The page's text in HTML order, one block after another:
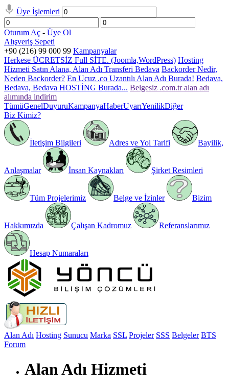
Üye İşlemleri
Oturum Aç - Üye Ol
Alışveriş Sepeti
+90 (216) 99 000 99 Kampanyalar
Herkese ÜCRETSİZ Full SİTE. (Joomla,WordPress) Hosting
Hizmeti Satın Alana, Alan Adı Transferi Bedava Backorder Nedir,
Neden Backorder? En Ucuz .co Uzantılı Alan Adı Burada! Bedava,
Bedava, Bedava HOSTİNG Burada... Belgesiz .com.tr alan adı
alımında indirim
TümüGenelDuyuruKampanyaHaberUyarıYenilikDiğer
Biz Kimiz?
İletişim Bilgileri Adres ve Yol Tarifi Bayilik,
Anlaşmalar İnsan Kaynakları Şirket Resimleri
Tüm Projelerimiz Belge ve İzinler Bizim
Hakkımızda Çalışan Kadromuz Referanslarımız
Hesap Numaraları
Alan Adı Hosting Sunucu Marka SSL Projeler SSS Belgeler BTS
Forum
Alan Adı Hizmeti